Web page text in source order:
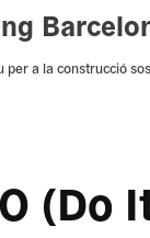
per a la construcció
(Do